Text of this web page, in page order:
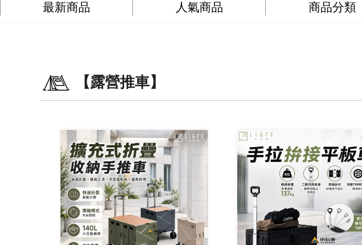
最新商品 人氣商品 商品分類
【露營推車】